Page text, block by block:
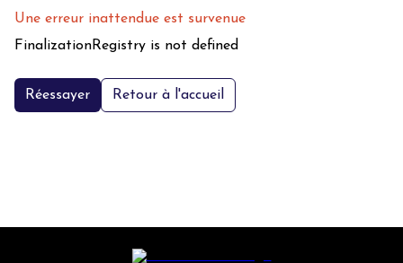
Une erreur inattendue est survenue
FinalizationRegistry is not defined
Réessayer Retour à l'accueil